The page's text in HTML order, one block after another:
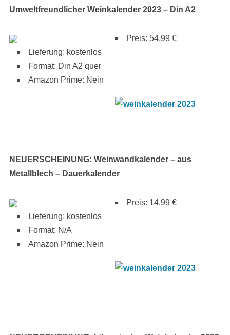
Umweltfreundlicher Weinkalender 2023 – Din A2
Preis: 54,99 €
Lieferung: kostenlos
Format: Din A2 quer
Amazon Prime: Nein
NEUERSCHEINUNG: Weinwandkalender – aus
Metallblech – Dauerkalender
Preis: 14,99 €
Lieferung: kostenlos
Format: N/A
Amazon Prime: Nein